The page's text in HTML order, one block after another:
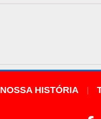
NOSSA HISTÓRIA